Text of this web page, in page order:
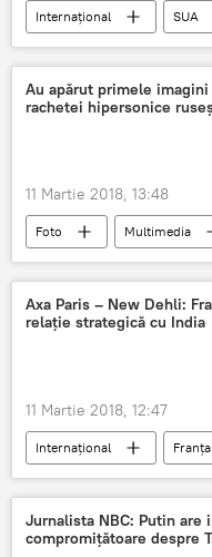
Internaţional SUA
apocalipsa
Au apărut primele
rachetei hipersonice
11 Martie 2018, 13:48
Foto Multimedia
Tehnologii militare
teste
rachetă
Axa Paris – New Dehli:
relație strategică cu India
11 Martie 2018, 12:47
Internaţional Franța
India
Emmanuel
Narendra Modi
vizita oficială
Jurnalista NBC: Putin are
compromițătoare despre